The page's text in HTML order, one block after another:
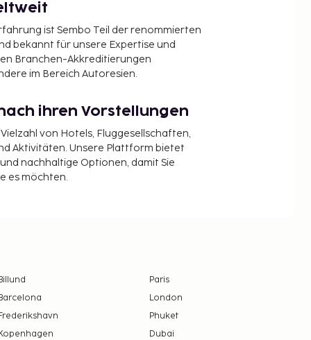
ist Sembo Teil der renommierten
bekannt für unsere Expertise und
Branchen-Akkreditierungen
im Bereich Autoresien.
ihren Vorstellungen
von Hotels, Fluggesellschaften,
Aktivitäten. Unsere Plattform bietet
nachhaltige Optionen, damit Sie
es möchten.
Paris
London
Phuket
Dubai